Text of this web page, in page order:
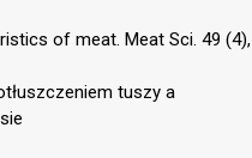
of meat. Meat Sci. 49 (4),
tuszy a